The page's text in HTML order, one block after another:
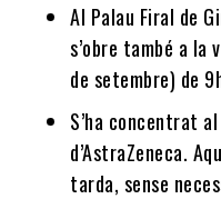
Al Palau Firal de
s’obre també a la
de setembre) de
S’ha concentrat
d’AstraZeneca.
tarda, sense